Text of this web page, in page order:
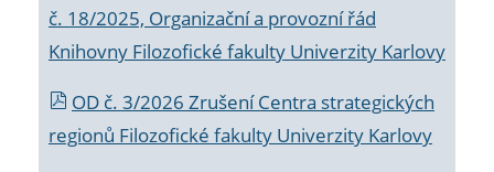
č. 18/2025, Organizační a provozní řád
Knihovny Filozofické fakulty Univerzity Karlovy
OD č. 3/2026 Zrušení Centra strategických
regionů Filozofické fakulty Univerzity Karlovy